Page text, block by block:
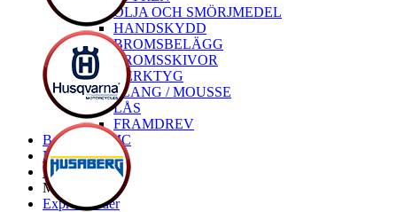
OLJA OCH SMÖRJMEDEL
HANDSKYDD
BROMSBELÄGG
BROMSSKIVOR
VERKTYG
SLANG / MOUSSE
LÅS
FRAMDREV
Begagnade MC
Nya MC
Brands
My Bike
Express order